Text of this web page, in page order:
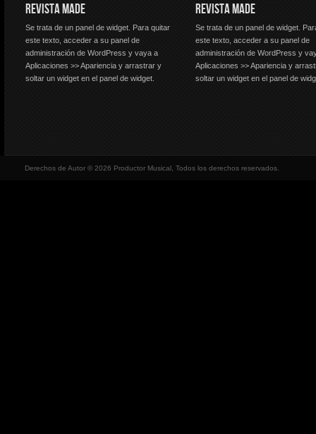
REVISTA MADE
Se trata de un panel de widget. Para quitar
este texto, acceder a su panel de
administración de WordPress y vaya a
Aplicaciones >> Apariencia y arrastrar y
soltar un widget en el panel de widget.
REVISTA MADE
Se trata de un panel de widget.
este texto, acceder a su panel de
administración de WordPress y
Aplicaciones >> Apariencia y
soltar un widget en el panel de
Derechos de Autor © 2026 Productor Musical, Todos los derechos reservados.